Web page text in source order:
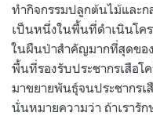
ทำกิจกรรมปลูกต้นไม้และ
เป็นหนึ่งในพื้นที่ดำเนินโค
ในผืนป่าสำคัญมากที่สุดขอ
พื้นที่รองรับประชากรเสือโ
มาขยายพันธุ์จนประชากรเ
นั่นหมายความว่า ถ้าเรารั